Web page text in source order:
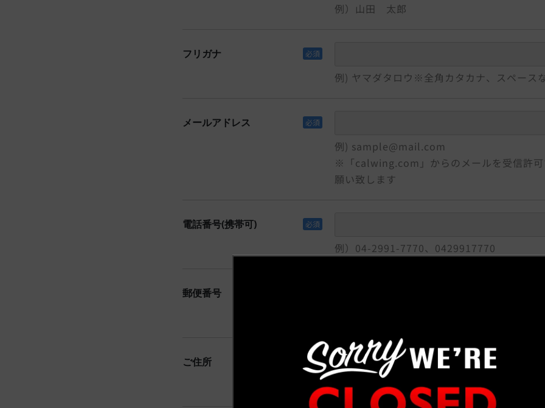
例）山田 太郎
フリガナ 必須
例) ヤマダタロウ ※全角カタカナ、スペース
メールアドレス 必須
例) sample@mail.com
※「calwing.com」からのメールを受信許可
願い致します
電話番号(携帯可) 必須
例）04-2991-7770、0429917770
郵便番号
ご住所 必須
例) 埼玉県所沢市